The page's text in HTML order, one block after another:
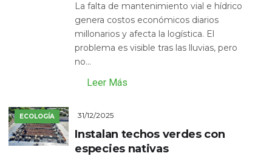
La falta de mantenimiento vial e hídrico
genera costos económicos diarios
millonarios y afecta la logística. El
problema es visible tras las lluvias, pero
no...
Leer Más
ECOLOGÍA 31/12/2025
Instalan techos verdes con
especies nativas